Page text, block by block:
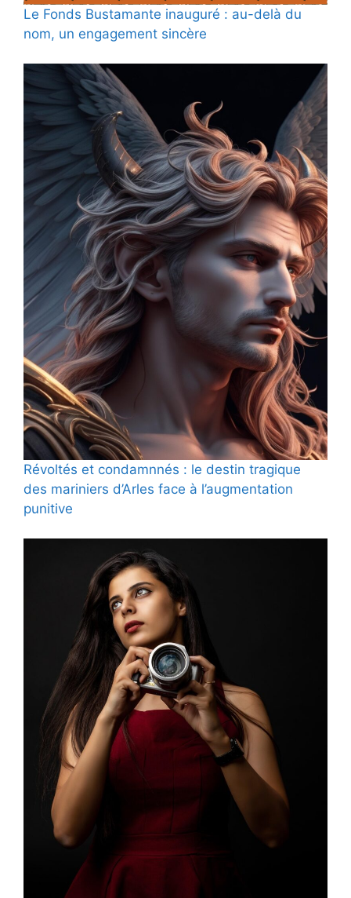
Le Fonds Bustamante inauguré : au-delà du
nom, un engagement sincère
Révoltés et condamnnés : le destin tragique
des mariniers d’Arles face à l’augmentation
punitive